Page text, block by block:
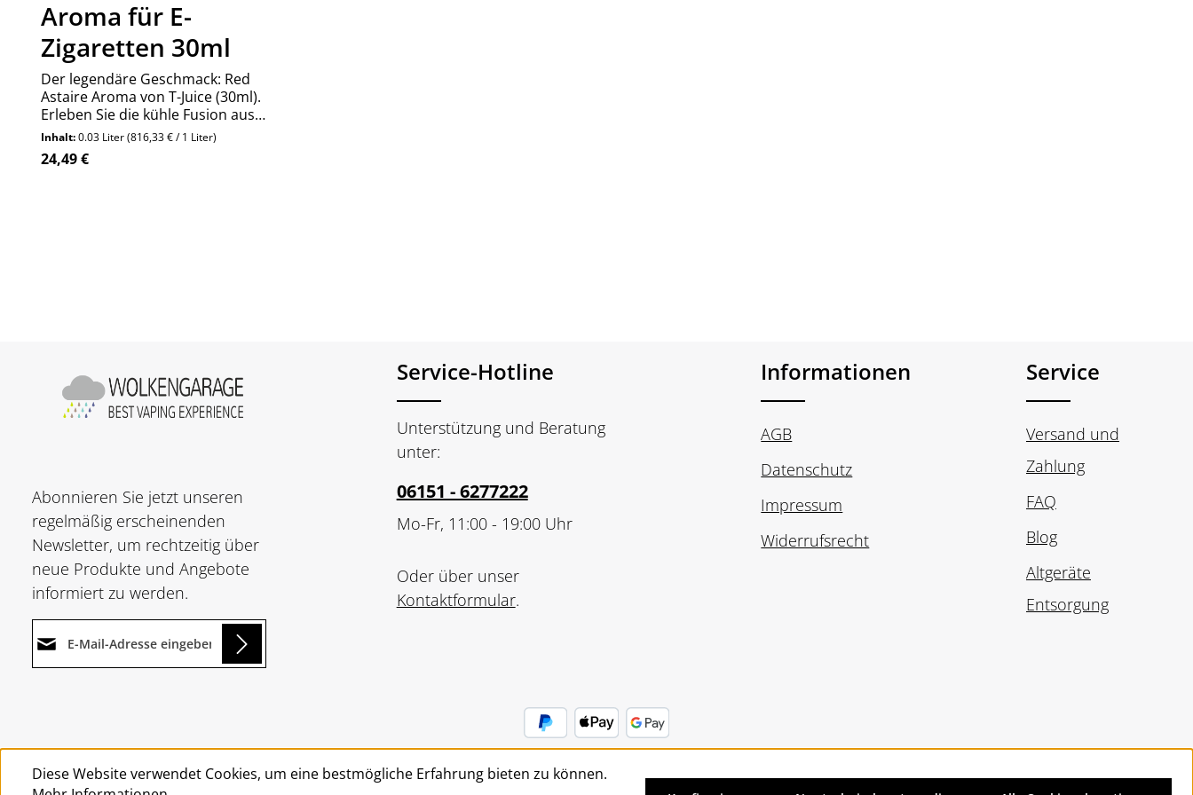
Aroma für E-
Zigaretten 30ml
Der legendäre Geschmack: Red
Astaire Aroma von T-Juice (30ml).
Erleben Sie die kühle Fusion aus
roten Beeren, dunklen Trauben,
Anis und Menthol. Jetzt probieren!
Inhalt:0.03 Liter(816,33 € / 1 Liter)
Regulärer Preis:
24,49 €
Abonnieren Sie jetzt unseren
regelmäßig erscheinenden
Newsletter, um rechtzeitig über
neue Produkte und Angebote
informiert zu werden.
zur Kenntnis genommen und
dieAGBgelesen und bin mit
die oben abgebildeten Zeichen
ein*
Pflichtfelder.
Service-Hotline
Unterstützung und Beratung
unter:
06151 - 6277222
Mo-Fr, 11:00 - 19:00 Uhr
Oder über unser
Kontaktformular.
Informationen
AGB
Datenschutz
Impressum
Widerrufsrecht
Service
Versand und
Zahlung
FAQ
Blog
Altgeräte
Entsorgung
Diese Website verwendet Cookies, um eine bestmögliche Erfahrung bieten zu können.